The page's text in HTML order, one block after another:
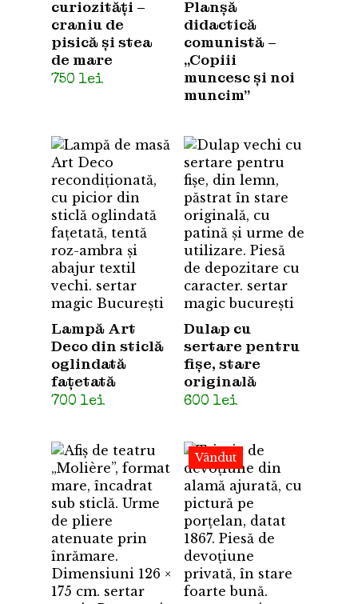
curiozități –
craniu de
pisică și stea
de mare
750 lei
Planșă
didactică
comunistă –
„Copiii
muncesc și noi
muncim”
Lampă Art
Deco din sticlă
oglindată
fațetată
700 lei
Dulap cu
sertare pentru
fișe, stare
originală
600lei
Vândut